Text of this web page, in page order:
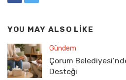
YOU MAY ALSO LIKE
Gündem
Çorum
Desteği